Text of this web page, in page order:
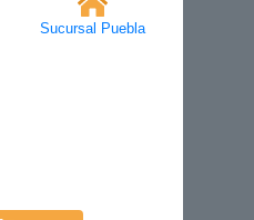
Sucursal Puebla